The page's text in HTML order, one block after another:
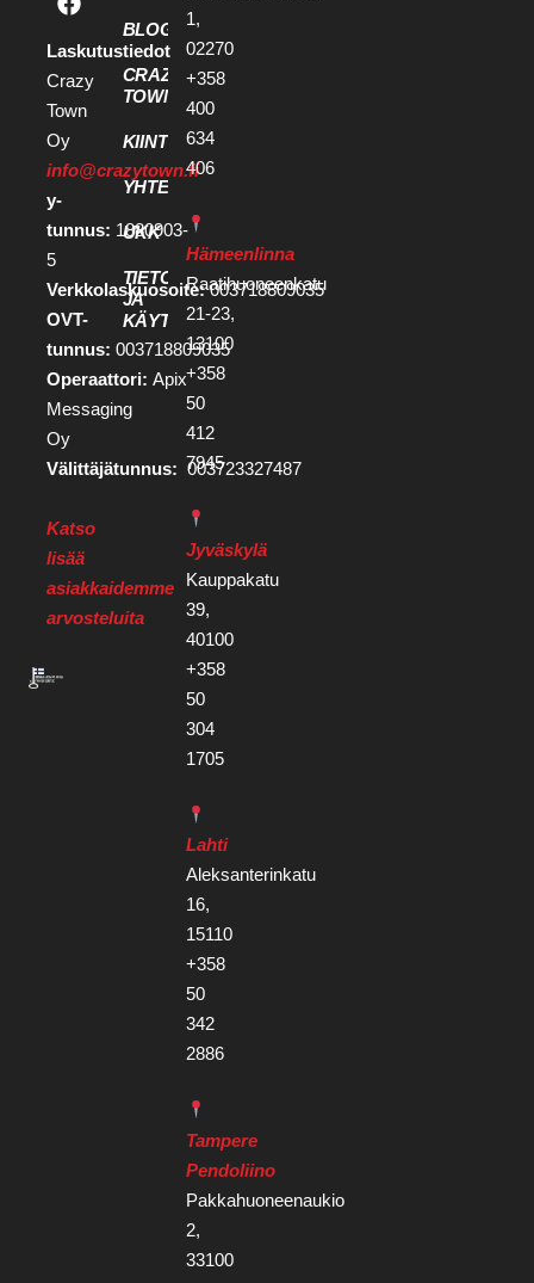
Laskutustiedot
Crazy
Town
Oy
info@crazytown.fi
y-
tunnus: 1880903-
5
Verkkolaskuosoite:003718809035
OVT-
tunnus: 003718809035
Operaattori: Apix
Messaging
Oy
Välittäjätunnus: 003723327487
Katso
lisää
asiakkaidemme
arvosteluita
BLOGI
CRAZY
TOWN
KIINTEISTÖKEHITTÄJILLE
YHTEYSTIEDOT
UKK
TIETOSUOJA
JA
KÄYTTÖEHDOT
1,
02270
+358
400
634
406
Hämeenlinna
Raatihuoneenkatu
21-23,
13100
+358
50
412
7945
Jyväskylä
Kauppakatu
39,
40100
+358
50
304
1705
Lahti
Aleksanterinkatu
16,
15110
+358
50
342
2886
Tampere
Pendoliino
Pakkahuoneenaukio
2,
33100